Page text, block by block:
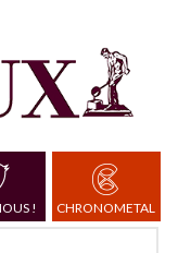
! CHRONOMETAL